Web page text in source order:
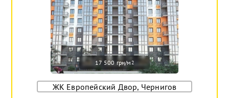
17 500 грн/м 2
ЖК Европейский Двор, Чернигов